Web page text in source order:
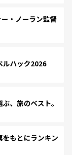
・ノーラン監督
ハック2026
、旅のベスト。
もとにランキン